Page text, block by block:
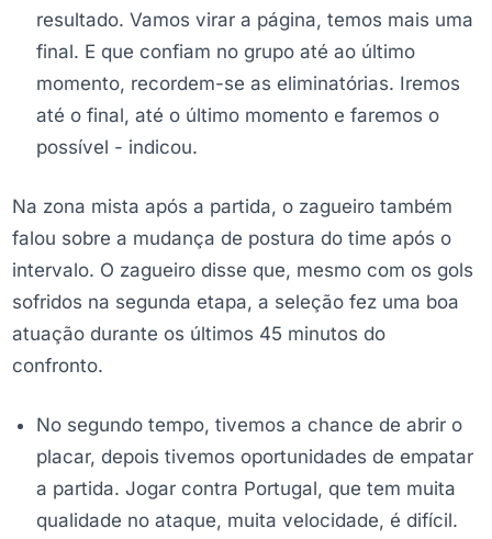
resultado. Vamos virar a página, temos mais uma
final. E que confiam no grupo até ao último
momento, recordem-se as eliminatórias. Iremos
até o final, até o último momento e faremos o
possível - indicou.
Na zona mista após a partida, o zagueiro também
falou sobre a mudança de postura do time após o
intervalo. O zagueiro disse que, mesmo com os gols
sofridos na segunda etapa, a seleção fez uma boa
atuação durante os últimos 45 minutos do
confronto.
No segundo tempo, tivemos a chance de abrir o
placar, depois tivemos oportunidades de empatar
a partida. Jogar contra Portugal, que tem muita
qualidade no ataque, muita velocidade, é difícil.